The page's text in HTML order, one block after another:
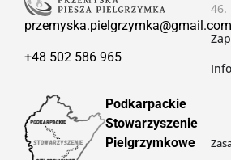
przemyska.pielgrzymka@gmail.com
+48 502 586 965
Podkarpackie
Stowarzyszenie
Pielgrzymkowe
46.